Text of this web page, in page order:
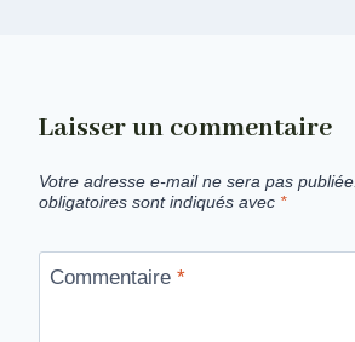
Laisser un commentaire
Votre adresse e-mail ne sera pas publiée.
obligatoires sont indiqués avec *
Commentaire *